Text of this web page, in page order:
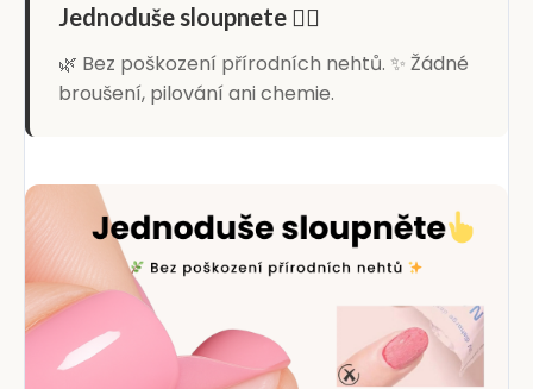
Jednoduše sloupnete 👆🏻
🌿 Bez poškození přírodních nehtů. ✨ Žádné
broušení, pilování ani chemie.